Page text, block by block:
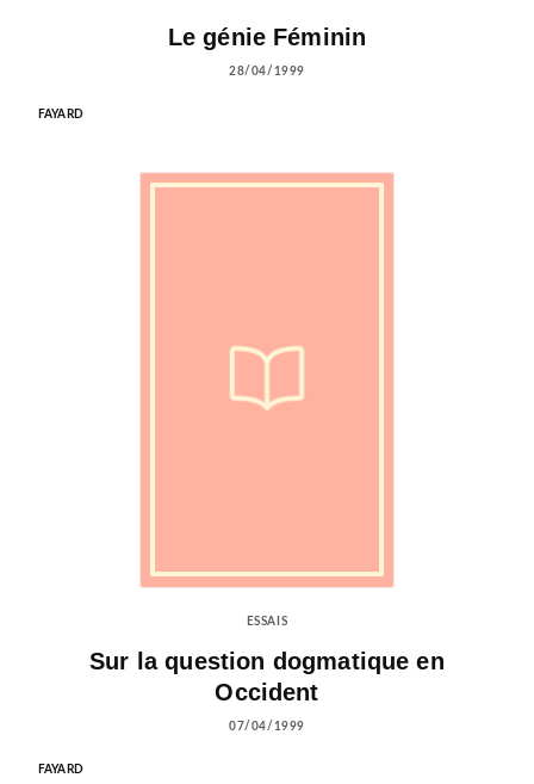
Le génie Féminin
28/04/1999
FAYARD
ESSAIS
Sur la question dogmatique en
Occident
07/04/1999
FAYARD